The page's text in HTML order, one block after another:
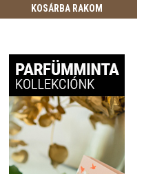
KOSÁRBA RAKOM